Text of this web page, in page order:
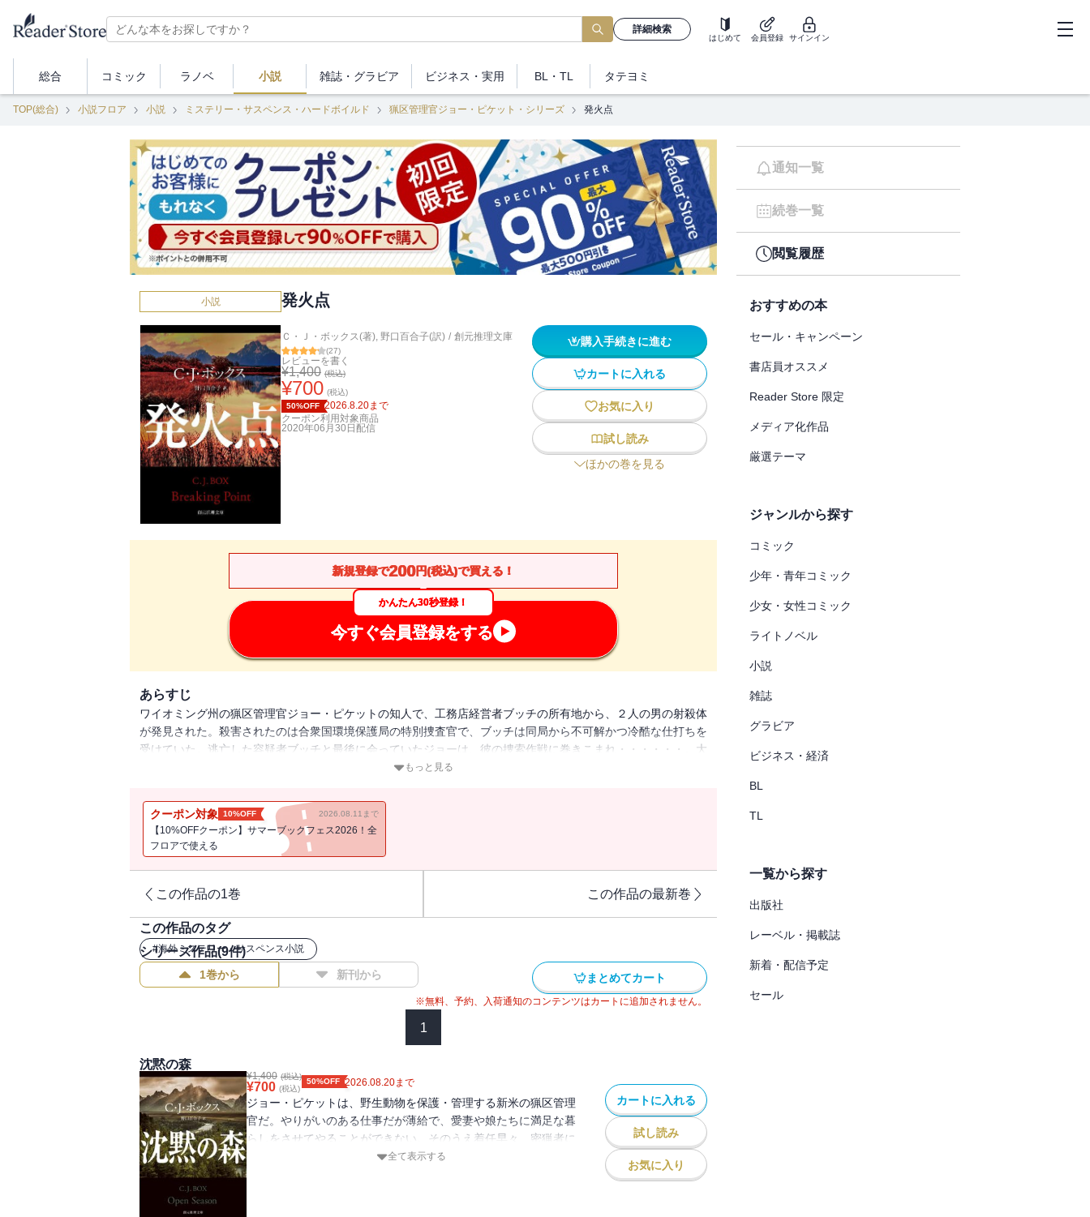
詳細検索
はじめて 会員登録 サインイン
総合 コミック ラノベ 小説 雑誌・ グラビア ビジネス ・実用 BL・TL タテヨミ
TOP(総合) 小説フロア 小説 ミステリー・サスペンス・ハードボイルド 猟区管理官ジョー・ピケット・シリーズ 発火点
小説 発火点
Ｃ・Ｊ・ボックス(著), 野口百合子(訳) / 創元推理文庫
(27)
レビューを書く
¥1,400 (税込)
¥700 (税込)
50%OFF 2026.8.20まで
クーポン利用対象商品
2020年06月30日 配信
購入手続きに進む
カートに入れる
お気に入り
試し読み
ほかの巻を見る
新規登録で200円(税込)で買える！
かんたん30秒登録！
今すぐ会員登録をする
あらすじ
ワイオミング州の猟区管理官ジョー・ピケットの知人で、工務店経営者ブッチの所有地から、２人の男の射殺体
が発見された。殺害されたのは合衆国環境保護局の特別捜査官で、ブッチは同局から不可解かつ冷酷な仕打ちを
受けていた。逃亡した容疑者ブッチと最後に会っていたジョーは、彼の捜索作戦に巻きこまれ・・・・・・。大
自然を舞台に展開される予測不可能な追跡劇の行方と、事件に隠された巧妙な陰謀とは。手に汗握り、一気読み
リーズ新作登場。
もっと見る
クーポン対象 10%OFF 2026.08.11まで
【10%OFFクーポン】サマーブックフェス2026！全
フロアで使える
この作品の1巻 この作品の最新巻
この作品のタグ
#海外ミステリー・サスペンス小説
シリーズ作品(9件)
1巻から 新刊から まとめてカート
※無料、予約、入荷通知のコンテンツはカートに追加されません。
1
沈黙の森
¥1,400 (税込)
¥700 (税込)
50%OFF 2026.08.20まで
ジョー・ピケットは、野生動物を保護・管理する新米の猟区管理
官だ。やりがいのある仕事だが薄給で、愛妻や娘たちに満足な暮
らしをさせてやることができない。そのうえ着任早々、密猟者に
違反切符を切っている最中に自分の銃を奪われ、町じゅうの笑い
全て表示する
カートに入れる
試し読み
お気に入り
通知一覧
続巻一覧
閲覧履歴
おすすめの本
セール・キャンペーン
書店員オススメ
Reader Store 限定
メディア化作品
厳選テーマ
ジャンルから探す
コミック
少年・青年コミック
少女・女性コミック
ライトノベル
小説
雑誌
グラビア
ビジネス・経済
BL
TL
一覧から探す
出版社
レーベル・掲載誌
新着・配信予定
セール